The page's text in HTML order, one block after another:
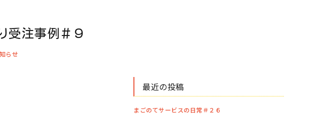
受注事例＃９
らせ
最近の投稿
まごのてサービスの日常＃２６